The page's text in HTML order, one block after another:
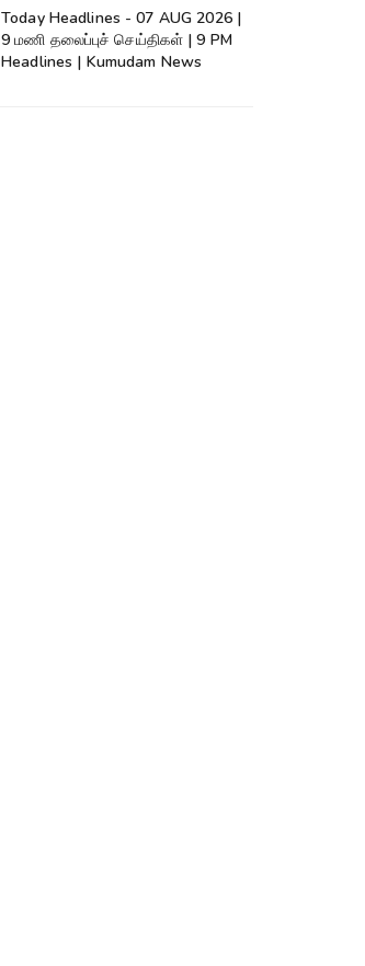
Today Headlines - 07 AUG 2026 |
9 மணி தலைப்புச் செய்திகள் | 9 PM
Headlines | Kumudam News